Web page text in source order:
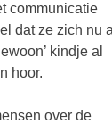
communicatie
dat ze zich nu
kindje al
hoor.
over de